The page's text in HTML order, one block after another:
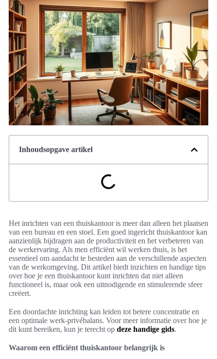
Inhoudsopgave artikel
Het inrichten van een thuiskantoor is meer dan alleen het plaatsen
van een bureau en een stoel. Een goed ingericht thuiskantoor kan
aanzienlijk bijdragen aan de productiviteit en het verbeteren van
de werkervaring. Als men efficiënt wil werken thuis, is het
essentieel om aandacht te besteden aan de verschillende aspecten
van de werkomgeving. Dit artikel biedt inzichten en handige tips
over hoe je een thuiskantoor kunt inrichten dat niet alleen
functioneel is, maar ook een uitnodigende en stimulerende sfeer
creëert.
Een doordachte inrichting kan leiden tot betere concentratie en
een optimale werk-privébalans. Voor meer informatie over hoe je
dit kunt bereiken, kun je terecht op deze handige gids.
Waarom een efficiënt thuiskantoor belangrijk is